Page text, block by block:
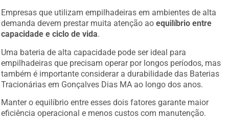
Empresas que utilizam empilhadeiras em ambientes de alta
demanda devem prestar muita atenção aoequilíbrio entre
capacidade e ciclo de vida.
Uma bateria de alta capacidade pode ser ideal para
empilhadeiras que precisam operar por longos períodos, mas
também é importante considerar a durabilidade das Baterias
Tracionárias em Gonçalves Dias MA ao longo dos anos.
Manter o equilíbrio entre esses dois fatores garante maior
eficiência operacional e menos custos com manutenção.